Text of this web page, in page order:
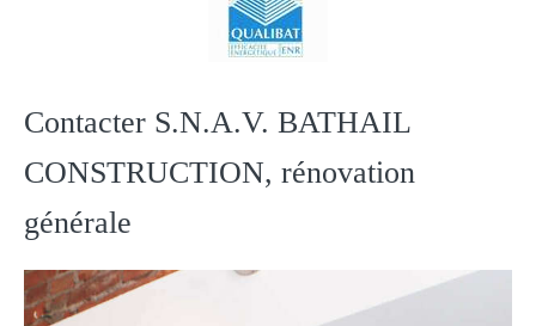
Contacter S.N.A.V. BATHAIL
CONSTRUCTION, rénovation
générale